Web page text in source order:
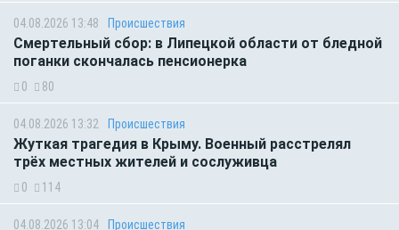
04.08.2026 13:48 Происшествия
Смертельный сбор: в Липецкой области от бледной
поганки скончалась пенсионерка
0 80
04.08.2026 13:32 Происшествия
Жуткая трагедия в Крыму. Военный расстрелял
трёх местных жителей и сослуживца
0 114
04.08.2026 13:04 Происшествия